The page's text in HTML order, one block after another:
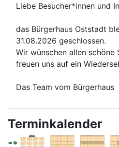
Liebe Besucher*innen und
das Bürgerhaus Oststadt
31.08.2026 geschlossen.
Wir wünschen allen schöne
freuen uns auf ein
Das Team vom Bürgerhaus
Terminkalender